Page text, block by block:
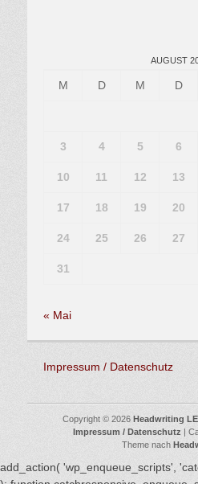
AUGUST
M D M D
3 4 5 6
10 11 12 13
17 18 19 20
24 25 26 27
31
« Mai
Impressum / Datenschutz
Copyright © 2026 Headwriting LE
Impressum / Datenschutz |
Theme nach
add_action( 'wp_enqueue_scripts',